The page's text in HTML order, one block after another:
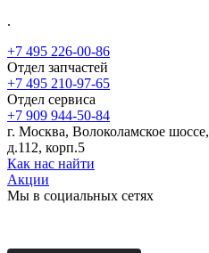
.
+7 495 226-00-86
Отдел запчастей
+7 495 210-97-65
Отдел сервиса
+7 909 944-50-84
г. Москва, Волоколамское шоссе,
д.112, корп.5
Как нас найти
Акции
Мы в социальных сетях